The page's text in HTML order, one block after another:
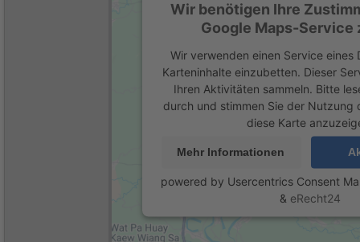
Wir benötigen Ihre
Google Maps-Service
Wir verwenden einen Service eines
Karteninhalte einzubetten. Dieser
Ihren Aktivitäten sammeln. Bitte
durch und stimmen Sie der Nutzung
diese Karte
Mehr Informationen
powered by Usercentrics Consent
& eRecht24